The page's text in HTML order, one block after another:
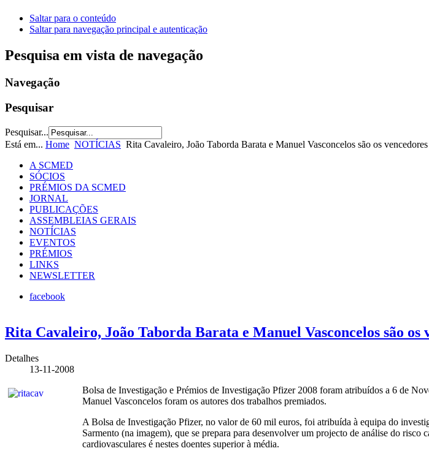
Saltar para o conteúdo
Saltar para navegação principal e autenticação
Pesquisa em vista de navegação
Navegação
Pesquisar
Pesquisar...
Está em... Home NOTÍCIAS Rita Cavaleiro, João Taborda Barata e Manuel Vasconcelos são os
A SCMED
SÓCIOS
PRÉMIOS DA SCMED
JORNAL
PUBLICAÇÕES
ASSEMBLEIAS GERAIS
NOTÍCIAS
EVENTOS
PRÉMIOS
LINKS
NEWSLETTER
facebook
Rita Cavaleiro, João Taborda Barata e Manuel Vasconcelos são os
Detalhes
13-11-2008
Bolsa de Investigação e Prémios de Investigação Pfizer 2008 foram atribuídos a 6 de
Manuel Vasconcelos foram os autores dos trabalhos premiados.
A Bolsa de Investigação Pfizer, no valor de 60 mil euros, foi atribuída à equipa do
Sarmento (na imagem), que se prepara para desenvolver um projecto de análise do
cardiovasculares é nestes doentes superior à média.